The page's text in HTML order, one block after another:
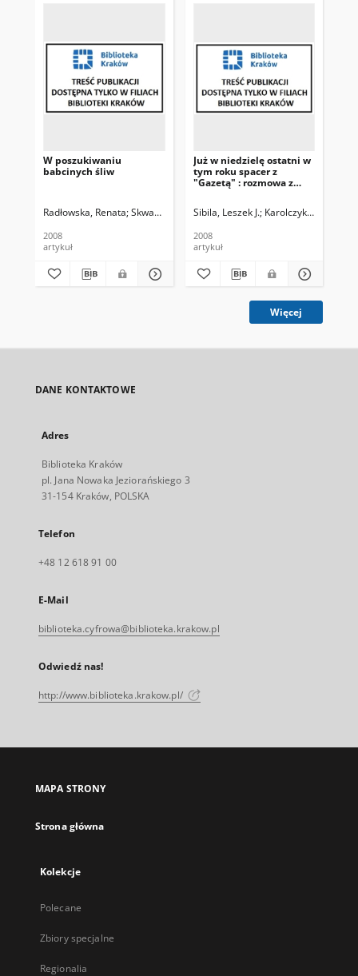
W poszukiwaniu
babcinych śliw
Radłowska, Renata Skwarczek, Mateusz. Fot.
2008
artykuł
Już w niedzielę ostatni w
tym roku spacer z
"Gazetą" : rozmowa z
Sibila, Leszek J. Karolczyk, Krzysztof.
2008
artykuł
Więcej
DANE KONTAKTOWE
Adres
Biblioteka Kraków
pl. Jana Nowaka Jeziorańskiego 3
31-154 Kraków, POLSKA
Telefon
+48 12 618 91 00
E-Mail
biblioteka.cyfrowa@biblioteka.krakow.pl
Odwiedź nas!
http://www.biblioteka.krakow.pl/
MAPA STRONY
Strona główna
Kolekcje
Polecane
Zbiory specjalne
Regionalia